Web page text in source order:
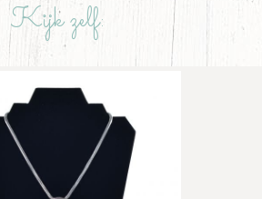
Kijk zelf:​​​​​​​